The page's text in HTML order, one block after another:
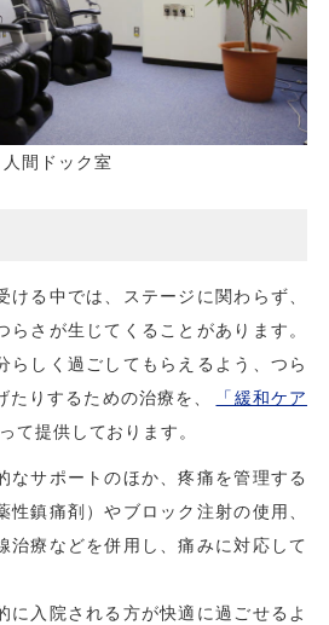
人間ドック室
る中では、ステージに関わらず、
らさが生じてくることがあります。
らしく過ごしてもらえるよう、つら
りするための治療を、
「緩和ケア
て提供しております。
サポートのほか、疼痛を管理する
性鎮痛剤）やブロック注射の使用、
治療などを併用し、痛みに対応して
入院される方が快適に過ごせるよ